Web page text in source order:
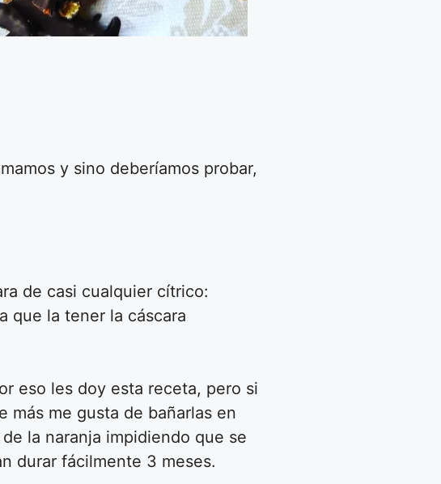
y sino deberíamos probar,
de casi cualquier cítrico:
que la tener la cáscara
eso les doy esta receta, pero si
más me gusta de bañarlas en
la naranja impidiendo que se
durar fácilmente 3 meses.